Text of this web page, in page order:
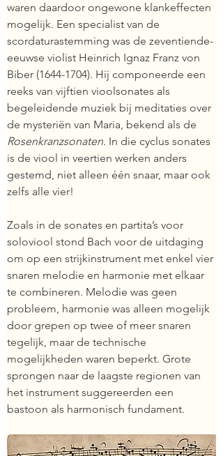
waren daardoor ongewone klankeffecten
mogelijk. Een specialist van de
scordaturastemming was de zeventiende-
eeuwse violist Heinrich Ignaz Franz von
Biber (1644-1704). Hij componeerde een
reeks van vijftien vioolsonates als
begeleidende muziek bij meditaties over
de mysteriën van Maria, bekend als de
Rosenkranzsonaten. In die cyclus sonates
is de viool in veertien werken anders
gestemd, niet alleen één snaar, maar ook
zelfs alle vier!
Zoals in de sonates en partita’s voor
soloviool stond Bach voor de uitdaging
om op een strijkinstrument met enkel vier
snaren melodie en harmonie met elkaar
te combineren. Melodie was geen
probleem, harmonie was alleen mogelijk
door grepen op twee of meer snaren
tegelijk, maar de technische
mogelijkheden waren beperkt. Grote
sprongen naar de laagste regionen van
het instrument suggereerden een
bastoon als harmonisch fundament.